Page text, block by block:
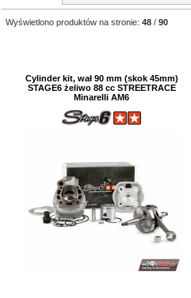
Wyświetlono produktów na stronie: 48 / 90
Cylinder kit, wał 90 mm (skok 45mm)
STAGE6 żeliwo 88 cc STREETRACE
Minarelli AM6